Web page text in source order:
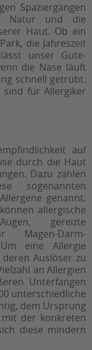
Spaziergängen
Natur und die
Haut. Ob ein
die Jahreszeit
unser Gute-
die Nase läuft
schnell getrübt.
sind für Allergiker
auf
durch die Haut
Dazu zählen
sogenannten
genannt.
allergische
gereizte
Magen-Darm-
eine Allergie
Auslöser zu
an Allergien
Unterfangen
unterschiedliche
dem Ursprung
der konkreten
diese mindern